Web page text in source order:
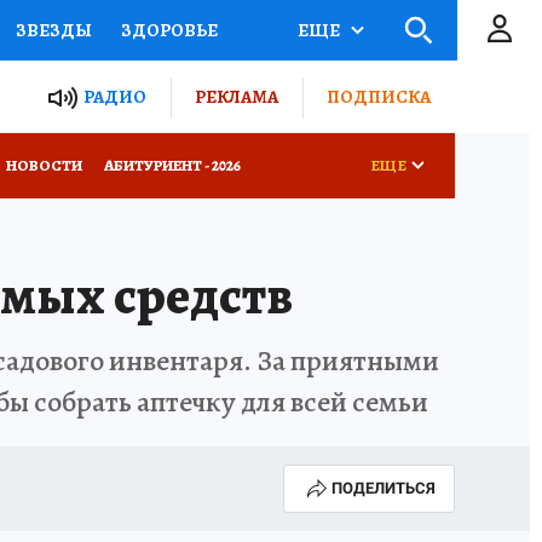
ЗВЕЗДЫ ЗДОРОВЬЕ
РОССИИ
ЕЩЕ
РАДИО РЕКЛАМА ПОДПИСКА
НОВОСТИ АБИТУРИЕНТ - 2026
ЗАДАЙ ВОПРОС ГАИ
ЧЕЛОВЕК ГОРОДА-2024
ГОВОРЯТ ЗВЕЗДЫ
ЕЩЕ
средств
инвентаря. За приятными
собрать аптечку для всей семьи
ПОДЕЛИТЬСЯ